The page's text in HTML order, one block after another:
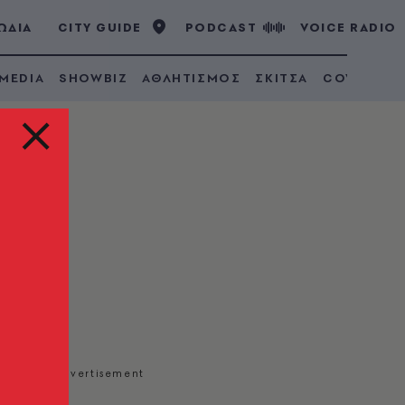
CITY GUIDE PODCAST VOICE RADIO
SHOWBIZ ΑΘΛΗΤΙΣΜΟΣ ΣΚΙΤΣΑ COVID 19